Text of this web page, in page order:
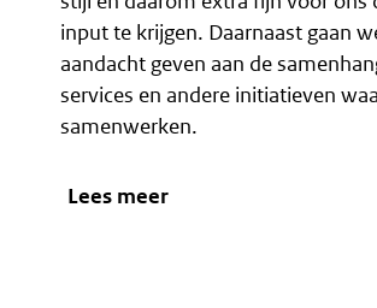
input te krijgen. Daarnaast gaan
aandacht geven aan de
services en andere initiatieven
samenwerken.
Lees meer